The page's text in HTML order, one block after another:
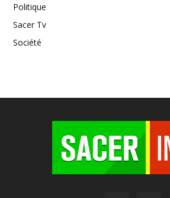
Politique
Sacer Tv
Société